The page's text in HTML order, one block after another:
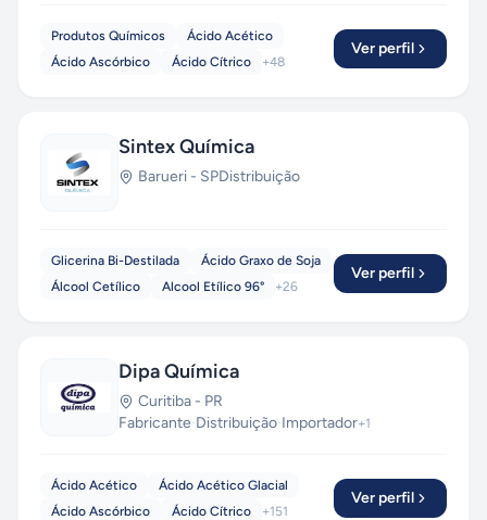
Produtos Químicos
Ácido Acético
Ácido Ascórbico
Ácido Cítrico +48
Ver perfil
Sintex Química
Barueri - SPDistribuição
Glicerina Bi-Destilada
Ácido Graxo de Soja
Álcool Cetílico
Alcool Etílico 96° +26
Ver perfil
Dipa Química
Curitiba - PR
Fabricante·Distribuição·Importador+1
Ácido Acético
Ácido Acético Glacial
Ácido Ascórbico
Ácido Cítrico +151
Ver perfil